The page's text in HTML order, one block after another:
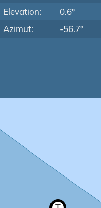
Elevation:
0.6°
Azimut:
-56.7°